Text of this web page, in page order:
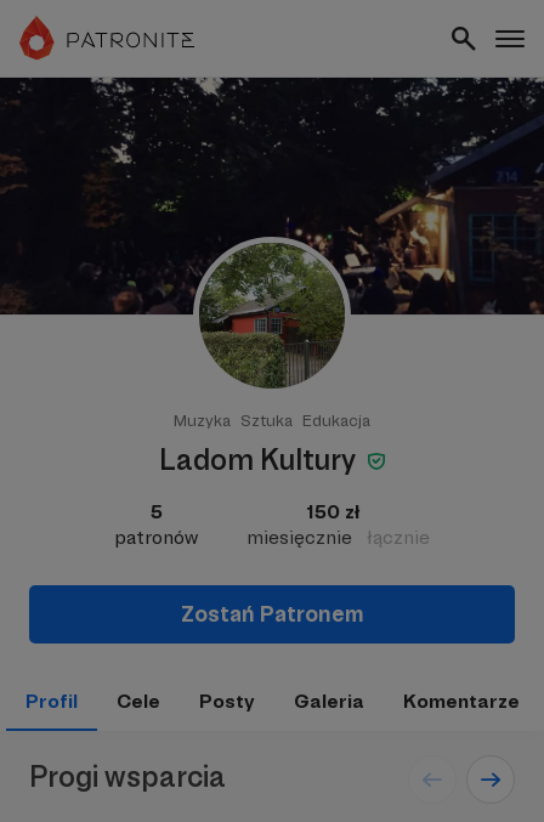
Muzyka Sztuka Edukacja
Ladom Kultury
5
patronów
150 zł
miesięcznie
łącznie
Zostań Patronem
Profil Cele Posty Galeria Komentarze
Progi wsparcia